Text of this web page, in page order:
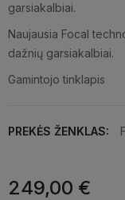
garsiakalbiai.
Naujausia Focal
dažnių garsiakalbiai.
Gamintojo tinklapis
PREKĖS ŽENKLAS:
249,00 €